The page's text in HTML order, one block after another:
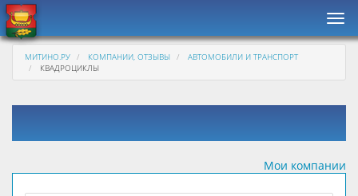
МИТИНО.РУ КОМПАНИИ, ОТЗЫВЫ
АВТОМОБИЛИ И ТРАНСПОРТ
КВАДРОЦИКЛЫ
Мои компании